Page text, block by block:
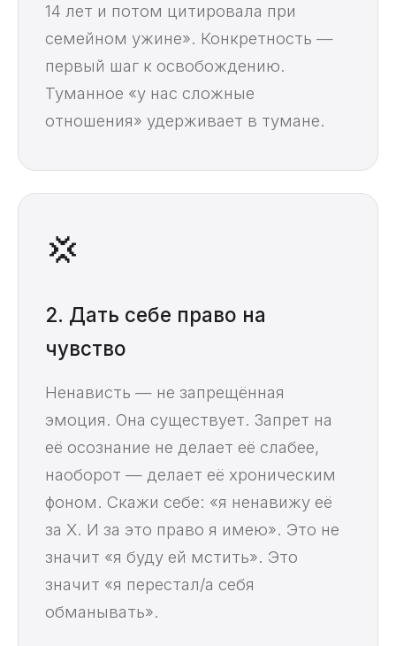
14 лет и потом цитировала при
семейном ужине». Конкретность —
первый шаг к освобождению.
Туманное «у нас сложные
отношения» удерживает в тумане.
💢
2. Дать себе право на
чувство
Ненависть — не запрещённая
эмоция. Она существует. Запрет на
её осознание не делает её слабее,
наоборот — делает её хроническим
фоном. Скажи себе: «я ненавижу её
за X. И за это право я имею». Это не
значит «я буду ей мстить». Это
значит «я перестал/а себя
обманывать».